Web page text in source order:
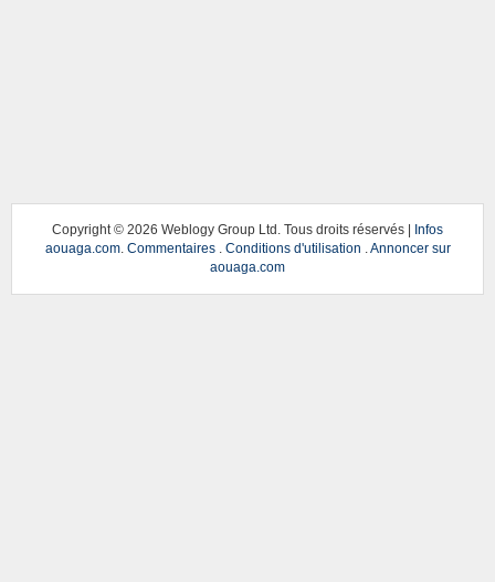
Copyright © 2026 Weblogy Group Ltd. Tous droits réservés |
Infos
aouaga.com. Commentaires. Conditions d'utilisation .Annoncer sur
aouaga.com